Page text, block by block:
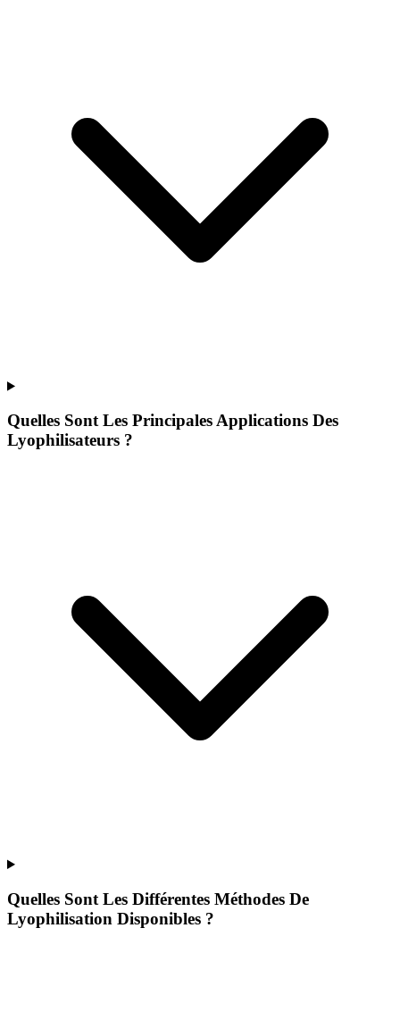
Quelles Sont Les Principales Applications Des
Lyophilisateurs ?
Quelles Sont Les Différentes Méthodes De
Lyophilisation Disponibles ?